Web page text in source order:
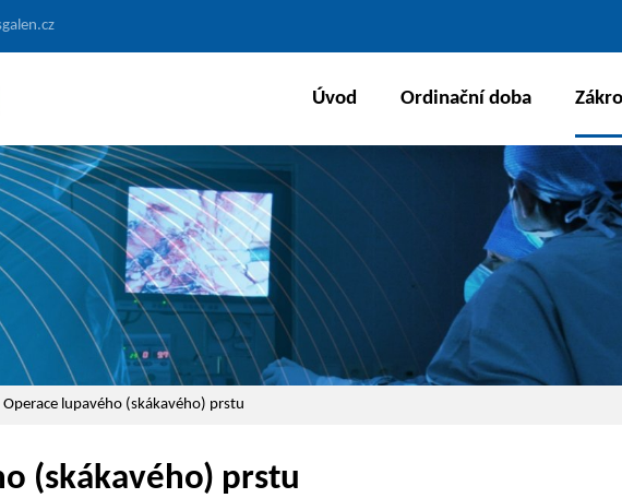
Úvod Ordinační doba
Operace lupavého (skákavého) prstu
(skákavého) prstu